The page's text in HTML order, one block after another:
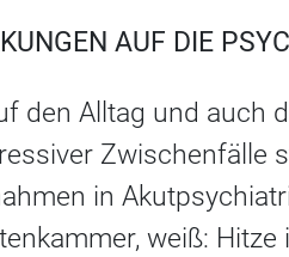
AUF DIE
den Alltag und auch
Zwischenfälle
in
weiß: